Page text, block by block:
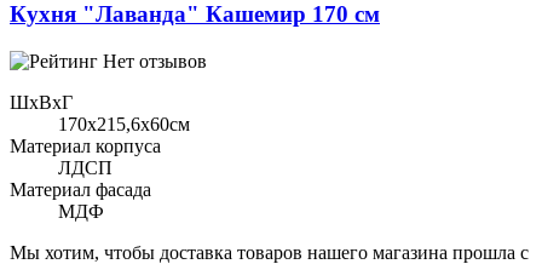
Кухня "Лаванда" Кашемир 170 см
Нет отзывов
ШхВхГ
170x215,6х60см
Материал корпуса
ЛДСП
Материал фасада
МДФ
Мы хотим, чтобы доставка товаров нашего магазина прошла с